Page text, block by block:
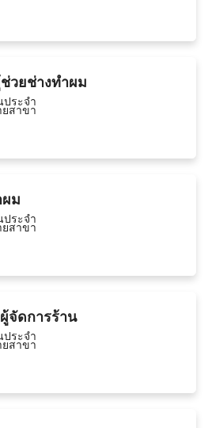
วยช่างทำผม
ระจำ
สาขา
ผม
ระจำ
สาขา
จัดการร้าน
ระจำ
สาขา